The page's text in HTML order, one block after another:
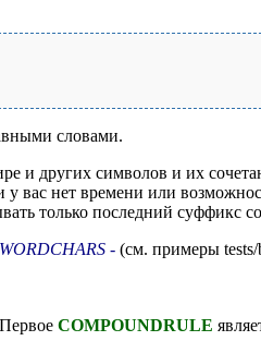
словами.
и других символов и их
вас нет времени или
только последний суффикс
WORDCHARS - (см. примеры
COMPOUNDRULE